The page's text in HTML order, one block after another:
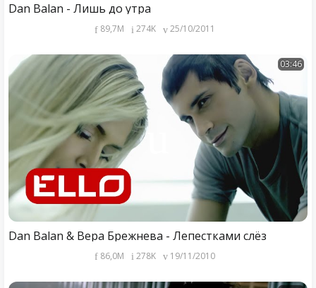
Dan Balan - Лишь до утра
89,7M 274K 25/10/2011
03:46
Dan Balan & Вера Брежнева - Лепестками слёз
86,0M 278K 19/11/2010